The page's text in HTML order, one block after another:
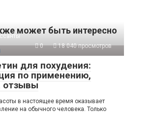
может быть интересно
0
18 040 просмотров
для похудения:
по применению,
отзывы
в настоящее время оказывает
на обычного человека. Только